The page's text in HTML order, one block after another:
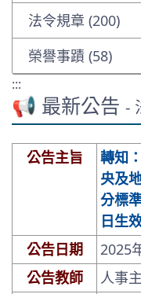
法令規章 (200)
榮譽事蹟 (58)
:::
📢 最新公告 -
公告主旨
轉知
央及
分標
日生
公告日期
2025
公告教師
人事